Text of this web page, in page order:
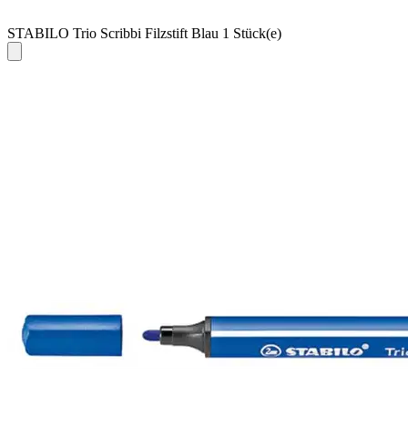
STABILO Trio Scribbi Filzstift Blau 1 Stück(e)